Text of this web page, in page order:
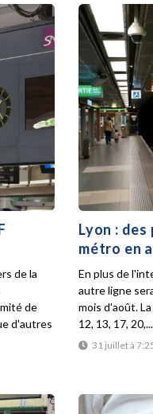
de la
de
d'autres
Lyon :
métro en
31 juillet à
En plus de
autre ligne
mois d'août.
12, 13, 17, 20,...